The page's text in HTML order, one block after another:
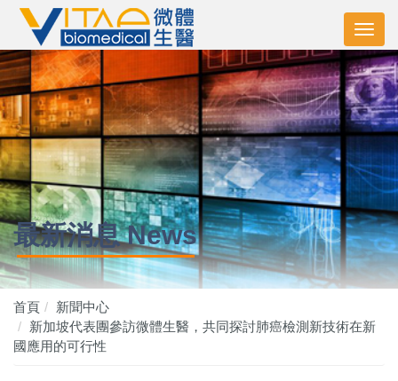
最新消息 News
首頁
新聞中心
新加坡代表團參訪微體生醫，共同探討肺癌檢測新技術在新
國應用的可行性